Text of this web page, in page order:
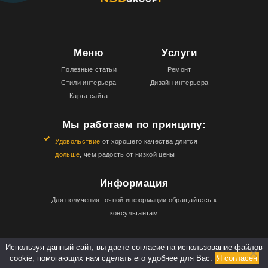
NSDgroup - Дизайн интерьера, ремонт, строительство в
Киеве, ул. Радистов, 34-р, Киев, 02000
Меню
Полезные статьи
Стили интерьера
Карта сайта
Услуги
Ремонт
Дизайн интерьера
Мы работаем по принципу:
Удовольствие от хорошего качества длится
дольше , чем радость от низкой цены
Информация
Для получения точной информации обращайтесь к
консультантам
Используя данный сайт, вы даете согласие на использование файлов
cookie, помогающих нам сделать его удобнее для Вас. Я согласен